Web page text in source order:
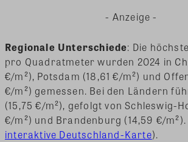
- Anzeige -
Regionale Unterschiede: Die
pro Quadratmeter wurden 2024 in
€/m²), Potsdam (18,61 €/m²) und
€/m²) gemessen. Bei den Ländern
(15,75 €/m²), gefolgt von Schleswig-
€/m²) und Brandenburg (14,59 €/
interaktive Deutschland-Karte).